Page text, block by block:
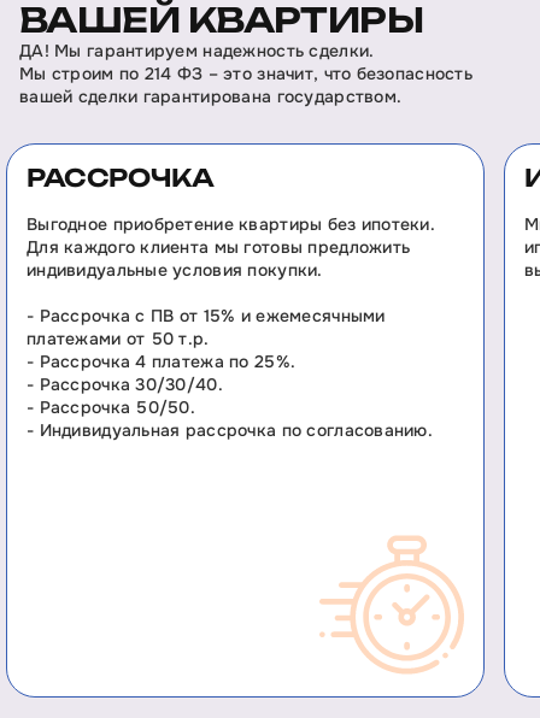
ВАШЕЙ КВАРТИРЫ
ДА! Мы гарантируем надежность сделки.
Мы строим по 214 ФЗ – это значит, что безопасность
вашей сделки гарантирована государством.
РАССРОЧКА
Выгодное приобретение квартиры без ипотеки.
Для каждого клиента мы готовы предложить
индивидуальные условия покупки.
- Рассрочка с ПВ от 15% и ежемесячными
платежами от 50 т.р.
- Рассрочка 4 платежа по 25%.
- Рассрочка 30/30/40.
- Рассрочка 50/50.
- Индивидуальная рассрочка по согласованию.